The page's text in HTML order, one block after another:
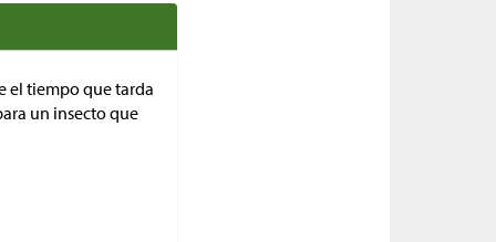
el tiempo que tarda
un insecto que